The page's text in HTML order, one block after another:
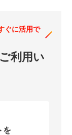
ぐに活用で
利用い
を